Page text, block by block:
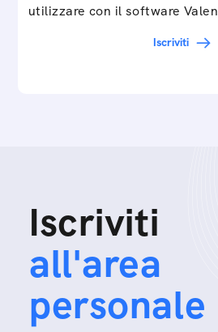
utilizzare con il software
Iscriviti
Iscriviti
all'area
personale